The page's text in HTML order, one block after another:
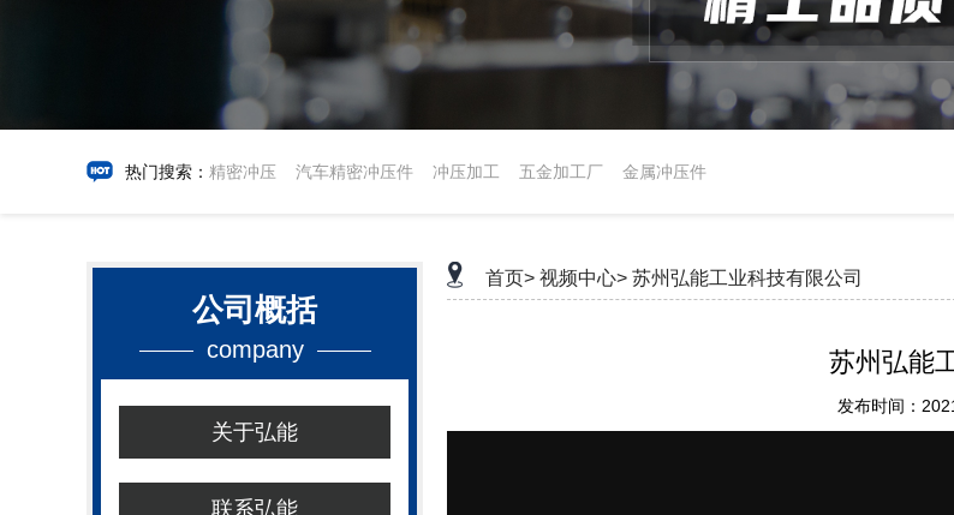
热门搜索： 精密冲压 汽车精密冲压件 冲压加工 五金加工厂 金属冲压件
公司概括
company
关于弘能
联系弘能
首页> 视频中心> 苏州弘能工业科技有限公司
苏州弘能
发布时间：